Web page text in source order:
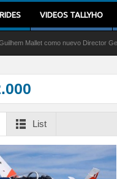
VIDEOS TALLYHO
como nuevo Director General
List